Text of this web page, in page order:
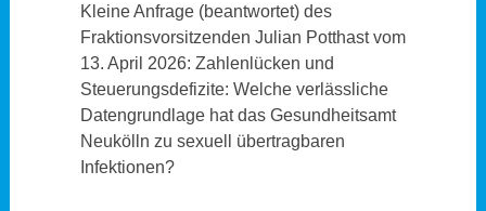
Kleine Anfrage (beantwortet) des
Fraktionsvorsitzenden Julian Potthast vom
13. April 2026: Zahlenlücken und
Steuerungsdefizite: Welche verlässliche
Datengrundlage hat das Gesundheitsamt
Neukölln zu sexuell übertragbaren
Infektionen?